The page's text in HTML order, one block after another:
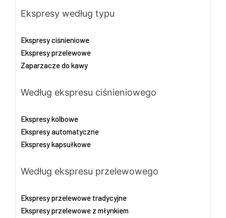
Ekspresy według typu
Ekspresy ciśnieniowe
Ekspresy przelewowe
Zaparzacze do kawy
Według ekspresu ciśnieniowego
Ekspresy kolbowe
Ekspresy automatyczne
Ekspresy kapsułkowe
Według ekspresu przelewowego
Ekspresy przelewowe tradycyjne
Ekspresy przelewowe z młynkiem